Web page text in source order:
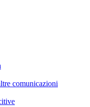
comunicazioni